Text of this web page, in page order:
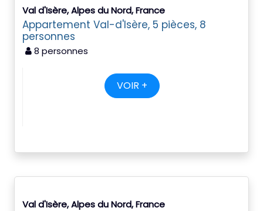
Val d'Isère, Alpes du Nord, France
Appartement Val-d'Isère, 5 pièces, 8
personnes
8 personnes
VOIR +
Val d'Isère, Alpes du Nord, France